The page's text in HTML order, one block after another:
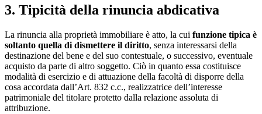
3. Tipicità della rinuncia abdicativa
La rinuncia alla proprietà immobiliare è atto, la cui funzione tipica è
soltanto quella di dismettere il diritto, senza interessarsi della
destinazione del bene e del suo contestuale, o successivo, eventuale
acquisto da parte di altro soggetto. Ciò in quanto essa costituisce
modalità di esercizio e di attuazione della facoltà di disporre della
cosa accordata dall’Art. 832 c.c., realizzatrice dell’interesse
patrimoniale del titolare protetto dalla relazione assoluta di
attribuzione.